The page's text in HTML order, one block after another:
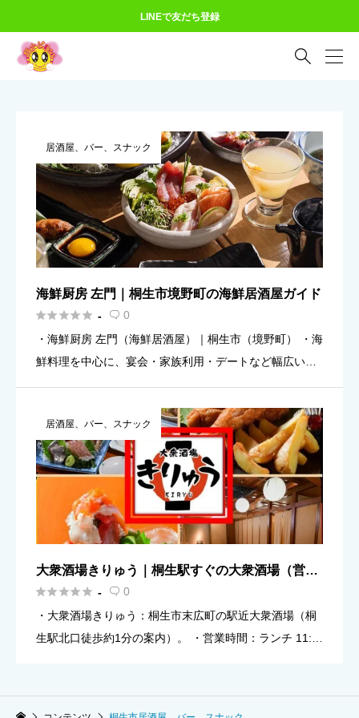
LINEで友だち登録

居酒屋、バー、スナック
海鮮厨房 左門｜桐生市境野町の海鮮居酒屋ガイド
 -  0
・海鮮厨房 左門（海鮮居酒屋）｜桐生市（境野町） ・海
鮮料理を中心に、宴会・家族利用・デートなど幅広いシ
17:30〜24:00／土日 17:00〜24:00（ラスト […]
居酒屋、バー、スナック
大衆酒場きりゅう｜桐生駅すぐの大衆酒場（営業
時間・定休日・地図）
 -  0
・大衆酒場きりゅう：桐生市末広町の駅近大衆酒場（桐
生駅北口徒歩約1分の案内）。 ・営業時間：ランチ 11:3